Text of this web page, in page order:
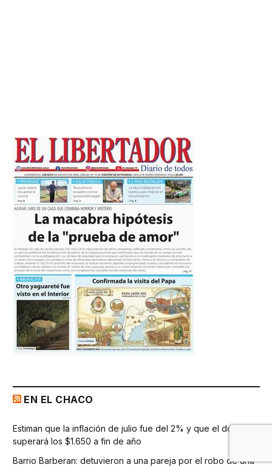
EN EL CHACO
Estiman que la inflación de julio fue del 2% y que el dólar
superará los $1.650 a fin de año
Barrio Barberan: detuvieron a una pareja por el robo de una